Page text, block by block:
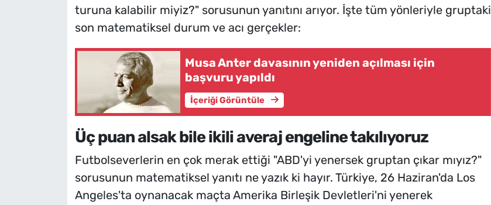
turuna kalabilir miyiz?" sorusunun yanıtını arıyor. İşte tüm yönleriyle gruptaki
son matematiksel durum ve acı gerçekler:
Musa Anter davasının yeniden açılması için
başvuru yapıldı
İçeriği Görüntüle
Üç puan alsak bile ikili averaj engeline takılıyoruz
Futbolseverlerin en çok merak ettiği "ABD'yi yenersek gruptan çıkar mıyız?"
sorusunun matematiksel yanıtı ne yazık ki hayır. Türkiye, 26 Haziran'da Los
Angeles'ta oynanacak maçta Amerika Birleşik Devletleri'ni yenerek